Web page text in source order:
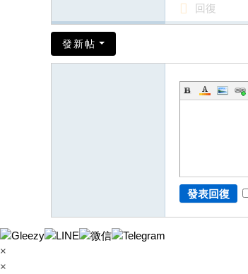
回復
發新帖
發表回復
×
×